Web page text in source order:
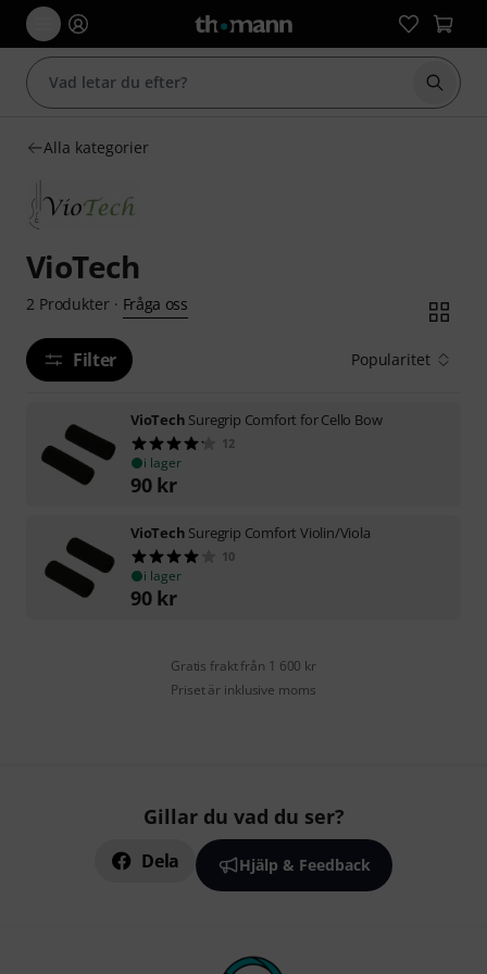
Börja
Alla kategorier
VioTech
2 Produkter· Fråga oss
Filter Popularitet
VioTech Suregrip Comfort for Cello Bow
12
i lager
90 kr
VioTech Suregrip Comfort Violin/Viola
10
i lager
90 kr
Gratis frakt från 1 600 kr
Priset är inklusive moms
Gillar du vad du ser?
Dela Hjälp & Feedback